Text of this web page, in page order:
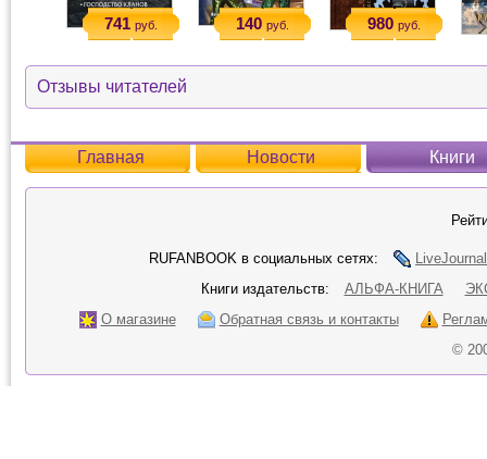
741 руб. 140 руб. 980 руб.
Отзывы читателей
Главная Новости Книги
RUFANBOOK в социальных сетях:
LiveJournal
Книги издательств:
АЛЬФА-КНИГА
О магазине
Обратная связь и контакты
©